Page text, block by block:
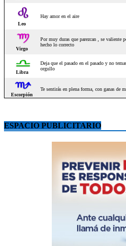
ESPACIO PUBLICITARIO